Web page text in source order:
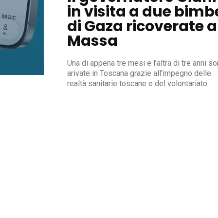
in visita a due
di Gaza ricoverate a
Massa
Una di appena tre mesi e l’altra di tre anni
arivate in Toscana grazie all'impegno delle
realtà sanitarie toscane e del volontariato